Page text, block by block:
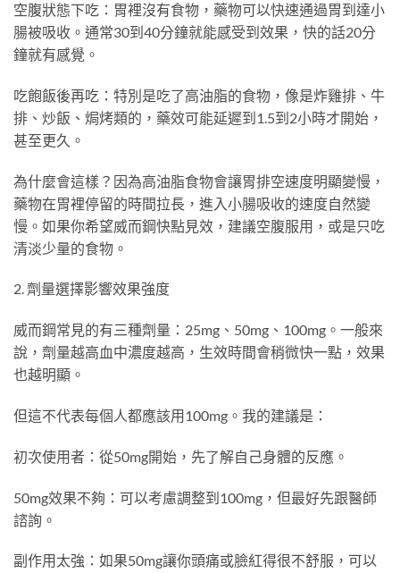
空腹狀態下吃：胃裡沒有食物，藥物可以快速通過胃到達小
腸被吸收。通常30到40分鐘就能感受到效果，快的話20分
鐘就有感覺。
吃飽飯後再吃：特別是吃了高油脂的食物，像是炸雞排、牛
排、炒飯、焗烤類的，藥效可能延遲到1.5到2小時才開始，
甚至更久。
為什麼會這樣？因為高油脂食物會讓胃排空速度明顯變慢，
藥物在胃裡停留的時間拉長，進入小腸吸收的速度自然變
慢。如果你希望威而鋼快點見效，建議空腹服用，或是只吃
清淡少量的食物。
2. 劑量選擇影響效果強度
威而鋼常見的有三種劑量：25mg、50mg、100mg。一般來
說，劑量越高血中濃度越高，生效時間會稍微快一點，效果
也越明顯。
但這不代表每個人都應該用100mg。我的建議是：
初次使用者：從50mg開始，先了解自己身體的反應。
50mg效果不夠：可以考慮調整到100mg，但最好先跟醫師
諮詢。
副作用太強：如果50mg讓你頭痛或臉紅得很不舒服，可以